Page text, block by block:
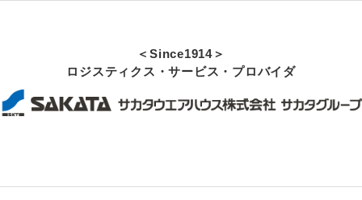
＜Since1914＞
ロジスティクス・サービス・プロバイダ